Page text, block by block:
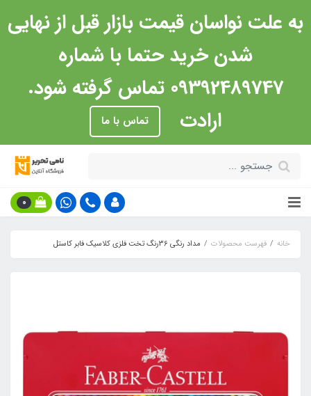
به علت نواسان قیمت بازار قبل از نهایی
شدن خرید حتما با شماره
09392489747 تماس گرفته شود.
ارادت
تماس با ما
0
خانه فهرست محصولات مداد رنگی 36رنگ تخت فلزی کلاسیک فابر کاستل